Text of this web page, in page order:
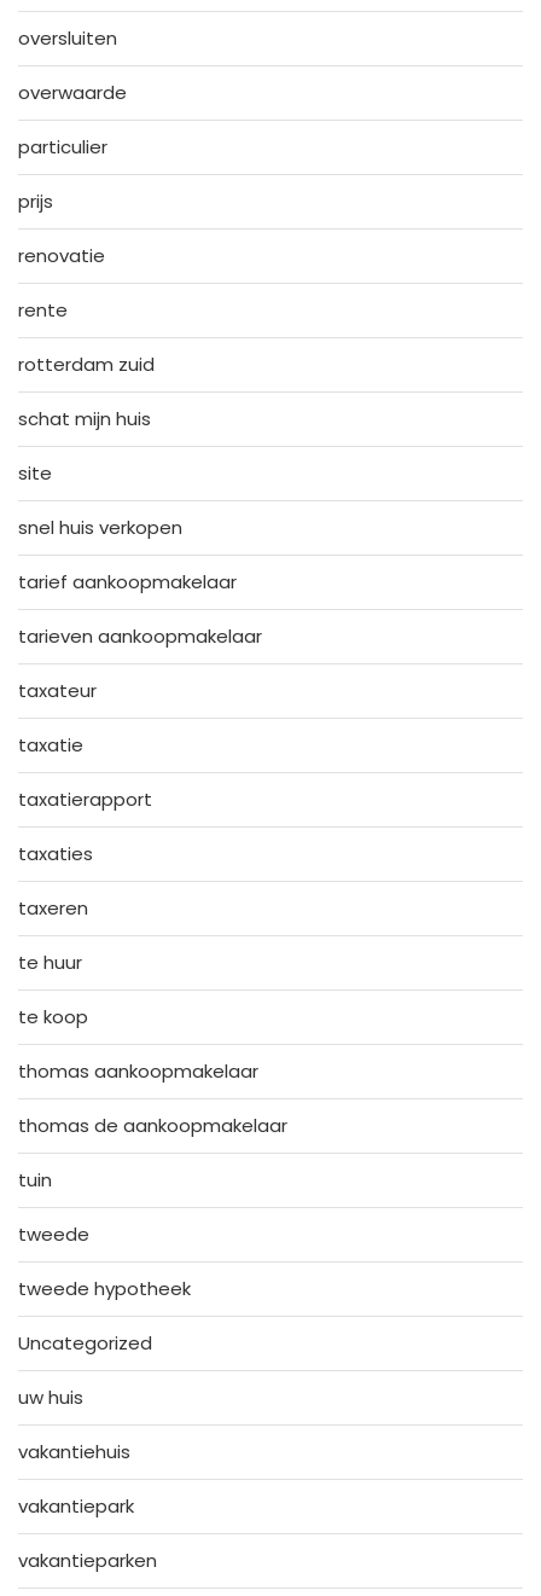
oversluiten
overwaarde
particulier
prijs
renovatie
rente
rotterdam zuid
schat mijn huis
site
snel huis verkopen
tarief aankoopmakelaar
tarieven aankoopmakelaar
taxateur
taxatie
taxatierapport
taxaties
taxeren
te huur
te koop
thomas aankoopmakelaar
thomas de aankoopmakelaar
tuin
tweede
tweede hypotheek
Uncategorized
uw huis
vakantiehuis
vakantiepark
vakantieparken